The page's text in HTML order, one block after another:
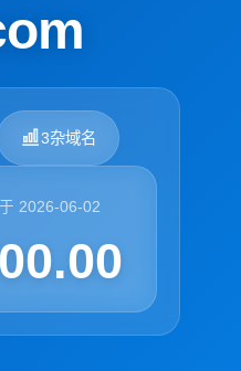
3杂域名
2026-06-02